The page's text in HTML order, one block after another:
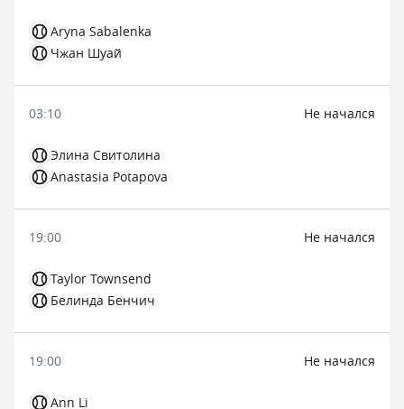
Aryna Sabalenka
Чжан Шуай
03:10
Элина Свитолина
Anastasia Potapova
Не начался
19:00
Taylor Townsend
Белинда Бенчич
Не начался
19:00
Ann Li
Не начался